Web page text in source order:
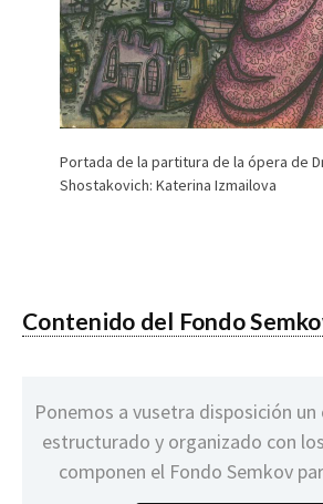
Portada de la partitura de la ópera de
Shostakovich: Katerina Izmailova
Contenido del Fondo
Ponemos a vusetra disposición
estructurado y organizado con
componen el Fondo Semkov